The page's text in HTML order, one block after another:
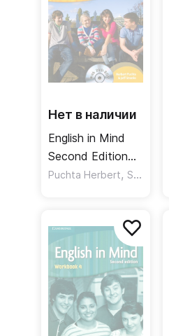
Нет в наличии
English in Mind
Second Edition
Starter Student's
Puchta Herbert, Stranks Jeff